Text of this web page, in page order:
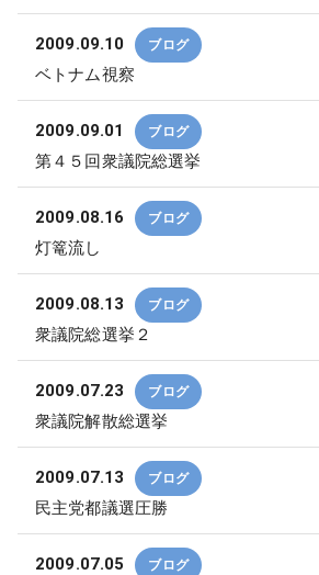
2009.09.10 ブログ
ベトナム視察
2009.09.01 ブログ
第４５回衆議院総選挙
2009.08.16 ブログ
灯篭流し
2009.08.13 ブログ
衆議院総選挙２
2009.07.23 ブログ
衆議院解散総選挙
2009.07.13 ブログ
民主党都議選圧勝
2009.07.05 ブログ